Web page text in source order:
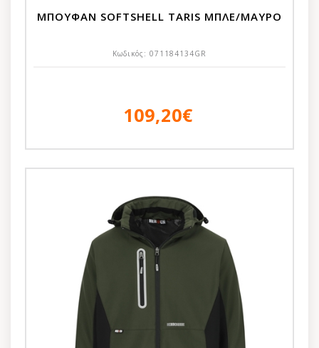
ΜΠΟΥΦΑΝ SOFTSHELL TARIS ΜΠΛΕ/ΜΑΥΡΟ
Κωδικός: 071184134GR
109,20€